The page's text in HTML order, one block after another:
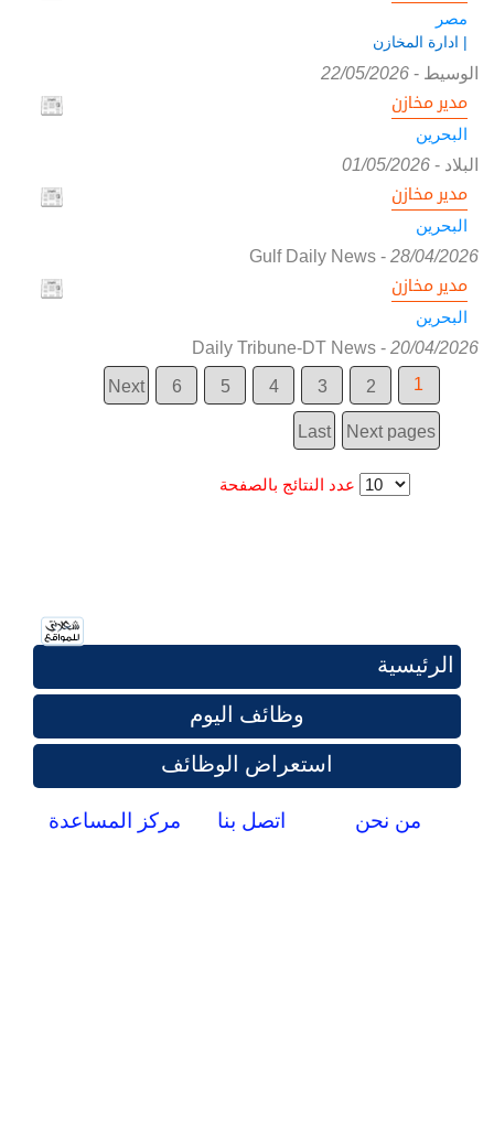
مصر
| ادارة المخازن
الوسيط -
22/05/2026
مدير مخازن
البحرين
البلاد -
01/05/2026
مدير مخازن
البحرين
Gulf Daily News- 28/04/2026
مدير مخازن
البحرين
Daily Tribune-DT News- 20/04/2026
1
2
3
4
5
6
Next
Next pages
Last
عدد النتائج بالصفحة
الرئيسية
وظائف اليوم
استعراض الوظائف
من نحن اتصل بنا مركز المساعدة